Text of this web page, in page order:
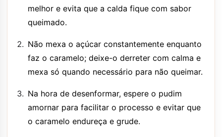
melhor e evita que a calda fique com sabor
queimado.
Não mexa o açúcar constantemente enquanto
faz o caramelo; deixe-o derreter com calma e
mexa só quando necessário para não queimar.
Na hora de desenformar, espere o pudim
amornar para facilitar o processo e evitar que
o caramelo endureça e grude.